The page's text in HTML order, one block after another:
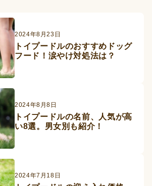
ペットフード事業
2024年8月23日
トイプードルのおすすめドッグ
フード！涙やけ対処法は？
2024年8月8日
トイプードルの名前、人気が高
い8選。男女別も紹介！
2024年7月18日